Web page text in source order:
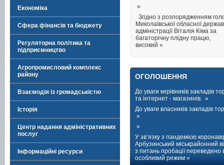
Економіка
Сфера фінансів та бюджету
Регуляторна політика та
підприємництво
Агропромисловий комплекс
району
Взаємодія із громадськістю
Історія
Центр надання адміністративних
послуг
Інформаційні ресурси
»
Згідно з розпорядженням
Миколаївської обласної
адміністрації Віталія Кіма за
багаторічну плідну працю,
високий »
ОГОЛОШЕННЯ
До уваги керівників закладів
та інтернет - магазинів. »
До уваги власників закладів
»
»
У зв’язку з пандемією
Арбузинський міськрайонний
з питань пробації переведено
особливий режим »